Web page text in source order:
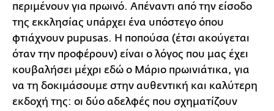
περιμένουν για πρωινό. Απέναντι από την είσοδο
της εκκλησίας υπάρχει ένα υπόστεγο όπου
φτιάχνουν pupusas. Η ποπούσα (έτσι ακούγεται
όταν την προφέρουν) είναι ο λόγος που μας έχει
κουβαλήσει μέχρι εδώ ο Μάριο πρωινιάτικα, για
να τη δοκιμάσουμε στην αυθεντική και καλύτερη
εκδοχή της: οι δύο αδελφές που σχηματίζουν